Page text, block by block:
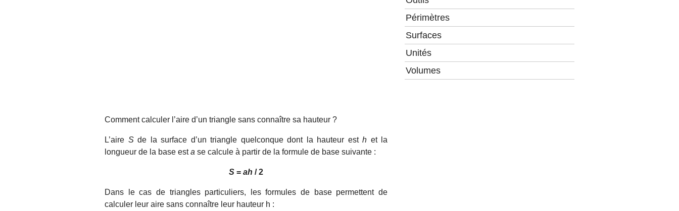
Comment calculer l’aire d’un triangle sans connaître sa hauteur ?
L’aire Sde la surface d’un triangle quelconque dont la hauteur est h et la
longueur de la base esta se calcule à partir de la formule de base suivante :
S = ah / 2
Dans le cas de triangles particuliers, les formules de base permettent de
calculer leur aire sans connaître leur hauteur h :
Périmètres
Surfaces
Unités
Volumes